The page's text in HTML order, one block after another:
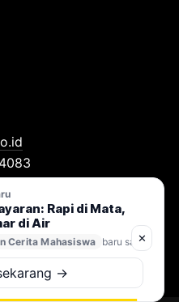
009 RW 009, Desa
Kabupaten Gresik, Kode
Rapi di Mata,
di Air
Cerita Mahasiswa baru saja
→
✕